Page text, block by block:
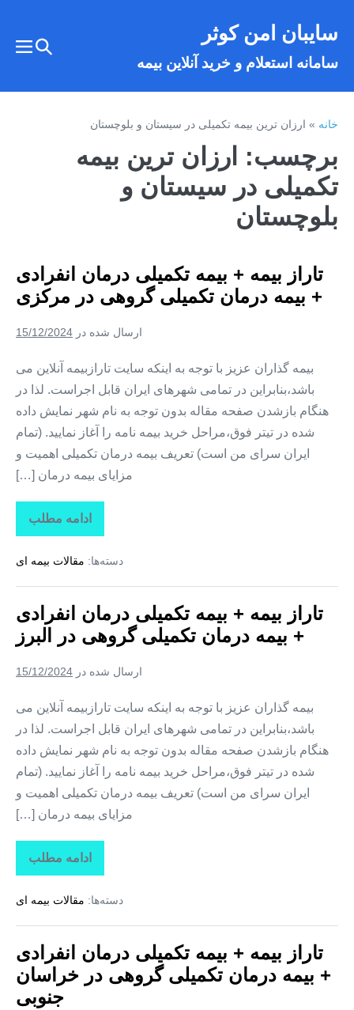
سایبان امن کوثر
سامانه استعلام و خرید آنلاین بیمه
تغییر
خانه»ارزان ترین بیمه تکمیلی در سیستان و بلوچستان
برچسب: ارزان ترین بیمه
تکمیلی در سیستان و
بلوچستان
تاراز بیمه + بیمه تکمیلی درمان انفرادی
+ بیمه درمان تکمیلی گروهی در مرکزی
ارسال شده در 15/12/2024
بیمه گذاران عزیز با توجه به اینکه سایت تارازبیمه آنلاین می
باشد،بنابراین در تمامی شهرهای ایران قابل اجراست. لذا در
هنگام بازشدن صفحه مقاله بدون توجه به نام شهر نمایش داده
شده در تیتر فوق،مراحل خرید بیمه نامه را آغاز نمایید. (تمام
ایران سرای من است) تعریف بیمه درمان تکمیلی اهمیت و
مزایای بیمه درمان […]
ادامه مطلب
تاراز
بیمه
بیمه
درمان
+
بیمه
درمان
تکمیلی
در
دسته‌ها: مقالات بیمه ای
تاراز بیمه + بیمه تکمیلی درمان انفرادی
+ بیمه درمان تکمیلی گروهی در البرز
ارسال شده در 15/12/2024
بیمه گذاران عزیز با توجه به اینکه سایت تارازبیمه آنلاین می
باشد،بنابراین در تمامی شهرهای ایران قابل اجراست. لذا در
هنگام بازشدن صفحه مقاله بدون توجه به نام شهر نمایش داده
شده در تیتر فوق،مراحل خرید بیمه نامه را آغاز نمایید. (تمام
ایران سرای من است) تعریف بیمه درمان تکمیلی اهمیت و
مزایای بیمه درمان […]
ادامه مطلب
تاراز
بیمه
بیمه
درمان
+
بیمه
درمان
تکمیلی
گروهی
دسته‌ها: مقالات بیمه ای
تاراز بیمه + بیمه تکمیلی درمان انفرادی
+ بیمه درمان تکمیلی گروهی در خراسان
جنوبی